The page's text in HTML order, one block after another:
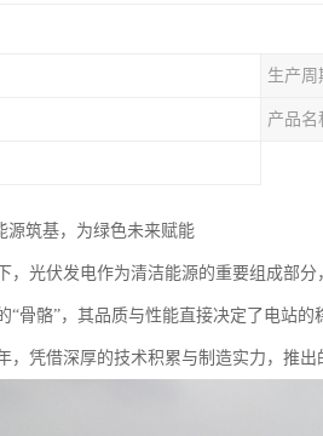
生产周
产品名
源筑基，为绿色未来赋能
，光伏发电作为清洁能源的重要组成部
“骨骼”，其品质与性能直接决定了电站
，凭借深厚的技术积累与制造实力，推出